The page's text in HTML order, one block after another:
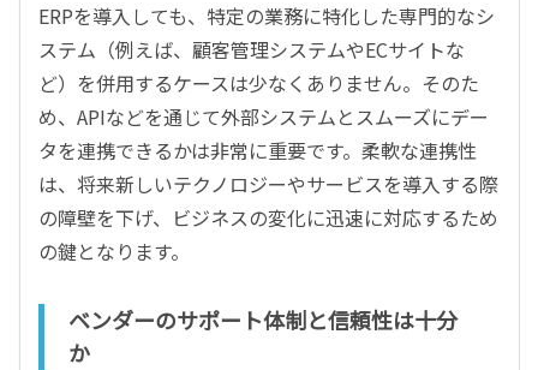
ERPを導入しても、特定の業務に特化した専門的なシ
ステム（例えば、顧客管理システムやECサイトな
ど）を併用するケースは少なくありません。そのた
め、APIなどを通じて外部システムとスムーズにデー
タを連携できるかは非常に重要です。柔軟な連携性
は、将来新しいテクノロジーやサービスを導入する際
の障壁を下げ、ビジネスの変化に迅速に対応するため
の鍵となります。
ベンダーのサポート体制と信頼性は十分
か